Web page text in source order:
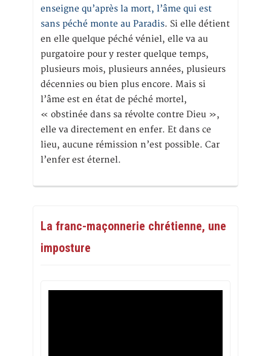
enseigne qu’après la mort, l’âme qui est
sans péché monte au Paradis. Si elle détient
en elle quelque péché véniel, elle va au
purgatoire pour y rester quelque temps,
plusieurs mois, plusieurs années, plusieurs
décennies ou bien plus encore. Mais si
l’âme est en état de péché mortel,
« obstinée dans sa révolte contre Dieu »,
elle va directement en enfer. Et dans ce
lieu, aucune rémission n’est possible. Car
l’enfer est éternel.
La franc-maçonnerie chrétienne, une
imposture